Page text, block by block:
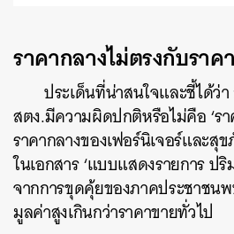
ราคากลางไม่ตรงกับรา
ประเด็นที่น่าสนใจและชี้ได้ว่
สตง.มีความผิดปกติหรือไม่คือ ‘รา
ราคากลางของเฟอร์นิเจอร์และ
ในเอกสาร ‘แบบแสดงรายการ ป
จากการขุดคุ้ยของภาคประชาชน
มูลค่าสูงเกินกว่าราคาขายทั่วไป
SHARE TWEET